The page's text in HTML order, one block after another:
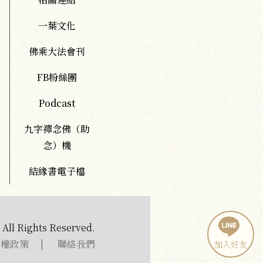
加入好友
一葉文化
佛乘大法會刊
FB粉絲團
Podcast
九字禪念佛（助
念）機
結緣書電子檔
Rights Reserved.
政策
| 聯絡我們